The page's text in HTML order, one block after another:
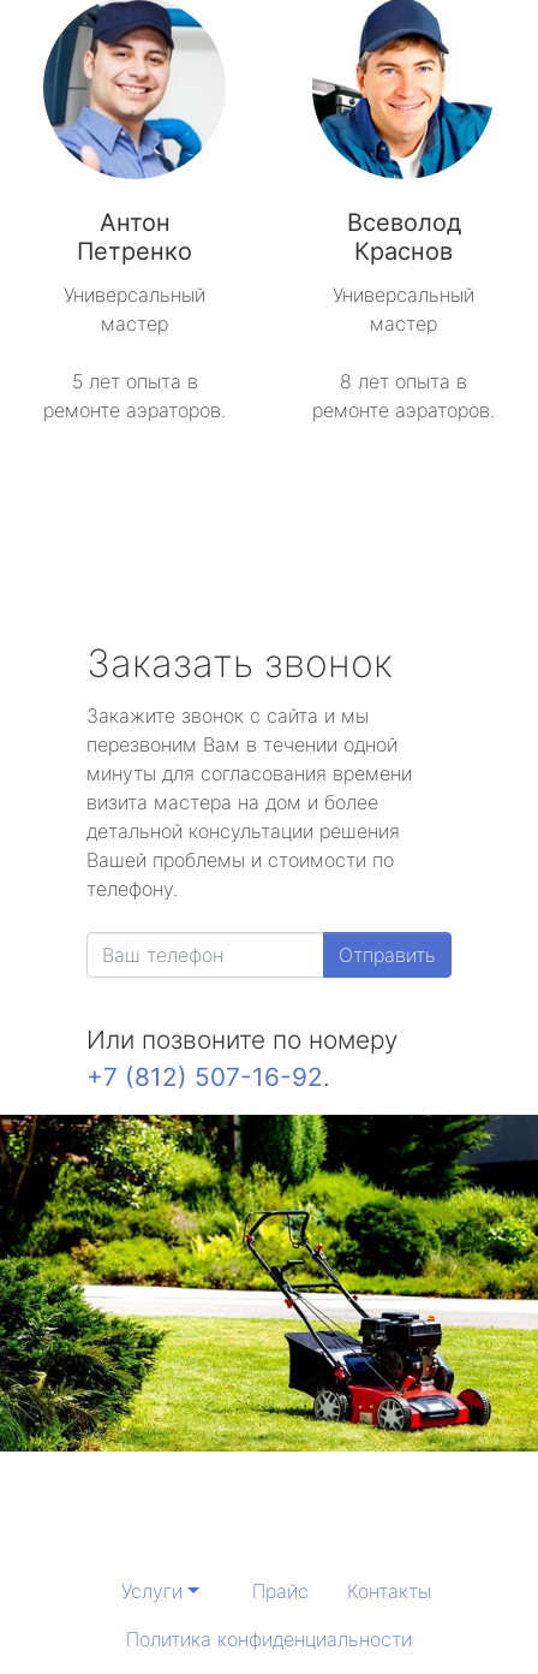
Антон
Петренко
Универсальный
мастер
5 лет опыта в
ремонте аэраторов.
Всеволод
Краснов
Универсальный
мастер
8 лет опыта в
ремонте аэраторов.
Заказать звонок
Закажите звонок с сайта и мы
перезвоним Вам в течении одной
минуты для согласования времени
визита мастера на дом и более
детальной консультации решения
Вашей проблемы и стоимости по
телефону.
Отправить
Или позвоните по номеру
+7 (812) 507-16-92.
Услуги Прайс
Контакты
Политика конфиденциальности